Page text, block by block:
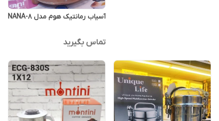
آسیاب رمانتیک هوم مدل NANA-8
تماس بگیرید